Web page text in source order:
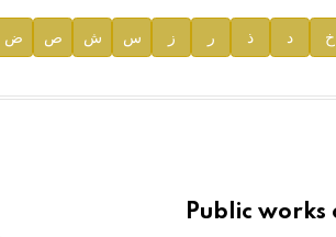
2026
خ د ذ ر ز س ش ص ض
Public